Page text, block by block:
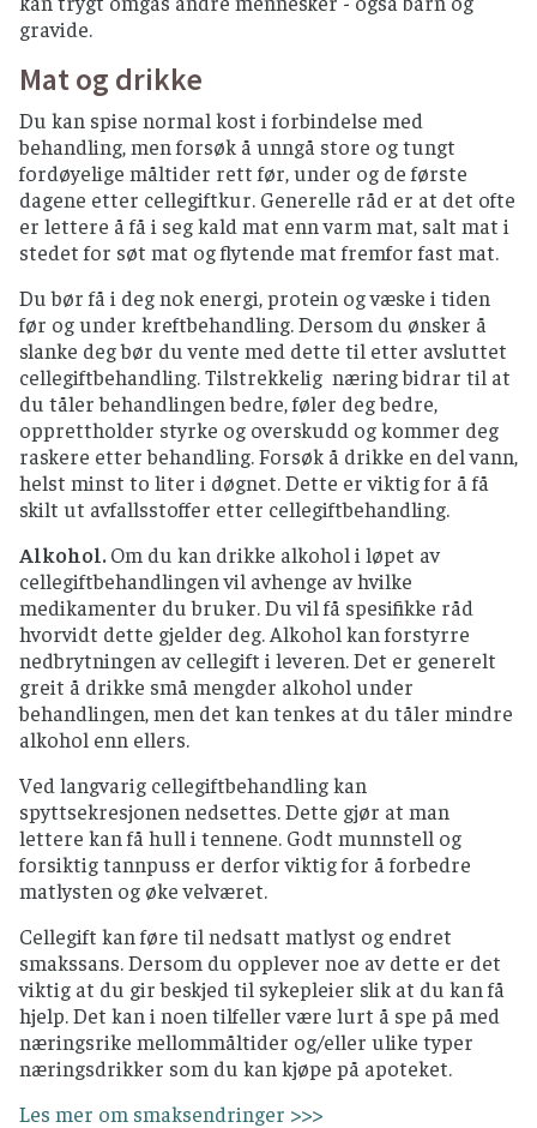
Mikrobølgeovnmat bør røres rundt og la stå i
Ferdigstekte produkter fra produsent skal
gjennomvarmes (følg tilberedningsmetoden
som står på pakning)
TEMPERATUR OG OPPBEVARING
Mat som skal stekes, kokes eller varmes, bør
serveres rykende varmt.
Kjøtt- og fiskepålegg skal serveres så tidlig
som mulig i holdbarhetstiden og åpnende
pakker oppbevares kjølig i lukkede bokser.
Ikke la maten stå ute i romtemperatur i over
2 timer.
Pasta, ris, bulgur og couscous skal nedkjøles
så raskt som mulig, settes i kjøleskap og ikke
oppbevares i romtemperatur.
eksempel settes gryten i kaldt vann eller
fordel maten i flere mindre og gjerne flate
bokser.
Mat som fryses skal i fryseren så raskt som
mulig og oppbevares ved – 18 °C eller kaldere,
men husk at frysing av mat ikke gjør at
mikroorganismer blir borte.
gravide.
Mat og drikke
Du kan spise normal kost i forbindelse med
behandling, men forsøk å unngå store og tungt
fordøyelige måltider rett før, under og de første
dagene etter cellegiftkur. Generelle råd er at det ofte
er lettere å få i seg kald mat enn varm mat, salt mat i
stedet for søt mat og flytende mat fremfor fast mat.
Du bør få i deg nok energi, protein og væske i tiden
før og under kreftbehandling. Dersom du ønsker å
slanke deg bør du vente med dette til etter avsluttet
cellegiftbehandling. Tilstrekkelig næring bidrar til at
du tåler behandlingen bedre, føler deg bedre,
opprettholder styrke og overskudd og kommer deg
raskere etter behandling. Forsøk å drikke en del vann,
helst minst to liter i døgnet. Dette er viktig for å få
skilt ut avfallsstoffer etter cellegiftbehandling.
Alkohol.Om du kan drikke alkohol i løpet av
cellegiftbehandlingen vil avhenge av hvilke
medikamenter du bruker. Du vil få spesifikke råd
hvorvidt dette gjelder deg. Alkohol kan forstyrre
nedbrytningen av cellegift i leveren. Det er generelt
greit å drikke små mengder alkohol under
behandlingen, men det kan tenkes at du tåler mindre
alkohol enn ellers.
Ved langvarig cellegiftbehandling kan
spyttsekresjonen nedsettes. Dette gjør at man
lettere kan få hull i tennene. Godt munnstell og
forsiktig tannpuss er derfor viktig for å forbedre
matlysten og øke velværet.
Cellegift kan føre til nedsatt matlyst og endret
smakssans. Dersom du opplever noe av dette er det
viktig at du gir beskjed til sykepleier slik at du kan få
hjelp. Det kan i noen tilfeller være lurt å spe på med
næringsrike mellommåltider og/eller ulike typer
næringsdrikker som du kan kjøpe på apoteket.
Les mer om smaksendringer >>>